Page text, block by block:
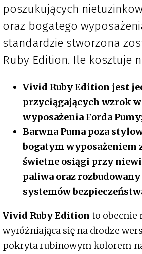
poszukujących
oraz bogatego
standardzie stworzona
Ruby Edition. Ile kosztuje
Vivid Ruby Edition jest
przyciągających wzrok
wyposażenia Forda Pumy;
Barwna Puma poza
bogatym wyposażeniem
świetne osiągi przy
paliwa oraz
systemów
Vivid Ruby Edition to obecnie
wyróżniająca się na drodze
pokryta rubinowym kolorem